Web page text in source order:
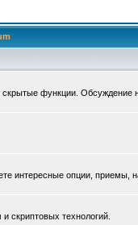
функции. Обсуждение
интересные опции, приемы,
скриптовых технологий.